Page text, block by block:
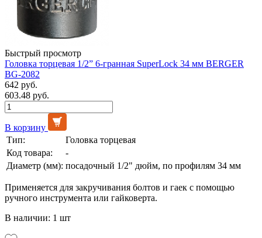
Быстрый просмотр
Головка торцевая 1/2” 6-гранная SuperLock 34 мм BERGER
BG-2082
642 руб.
603.48 руб.
В корзину
Тип:
Головка торцевая
Код товара:
-
Диаметр (мм): посадочный 1/2" дюйм, по профилям 34 мм
Применяется для закручивания болтов и гаек с помощью
ручного инструмента или гайковерта.
В наличии: 1 шт